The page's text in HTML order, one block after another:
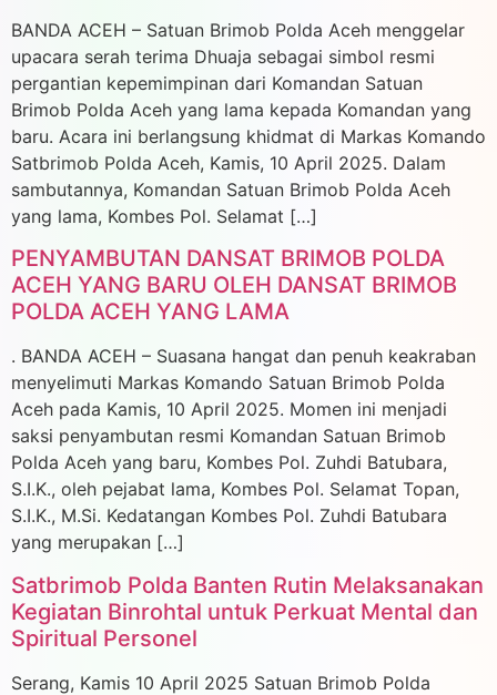
BANDA ACEH – Satuan Brimob Polda Aceh menggelar
upacara serah terima Dhuaja sebagai simbol resmi
pergantian kepemimpinan dari Komandan Satuan
Brimob Polda Aceh yang lama kepada Komandan yang
baru. Acara ini berlangsung khidmat di Markas Komando
Satbrimob Polda Aceh, Kamis, 10 April 2025. Dalam
sambutannya, Komandan Satuan Brimob Polda Aceh
yang lama, Kombes Pol. Selamat […]
PENYAMBUTAN DANSAT BRIMOB POLDA
ACEH YANG BARU OLEH DANSAT BRIMOB
POLDA ACEH YANG LAMA
. BANDA ACEH – Suasana hangat dan penuh keakraban
menyelimuti Markas Komando Satuan Brimob Polda
Aceh pada Kamis, 10 April 2025. Momen ini menjadi
saksi penyambutan resmi Komandan Satuan Brimob
Polda Aceh yang baru, Kombes Pol. Zuhdi Batubara,
S.I.K., oleh pejabat lama, Kombes Pol. Selamat Topan,
S.I.K., M.Si. Kedatangan Kombes Pol. Zuhdi Batubara
yang merupakan […]
Satbrimob Polda Banten Rutin Melaksanakan
Kegiatan Binrohtal untuk Perkuat Mental dan
Spiritual Personel
Serang, Kamis 10 April 2025 Satuan Brimob Polda